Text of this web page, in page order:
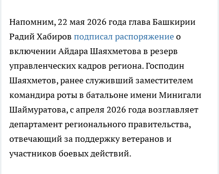
Напомним, 22 мая 2026 года глава Башкирии
Радий Хабиров подписал распоряжениео
включении Айдара Шаяхметова в резерв
управленческих кадров региона. Господин
Шаяхметов, ранее служивший заместителем
командира роты в батальоне имени Минигали
Шаймуратова, с апреля 2026 года возглавляет
департамент регионального правительства,
отвечающий за поддержку ветеранов и
участников боевых действий.